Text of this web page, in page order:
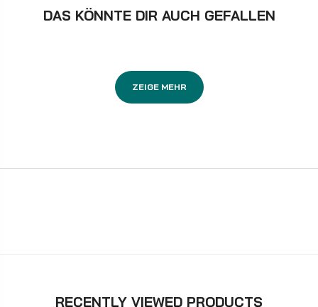
DAS KÖNNTE DIR AUCH GEFALLEN
ZEIGE MEHR
RECENTLY VIEWED PRODUCTS